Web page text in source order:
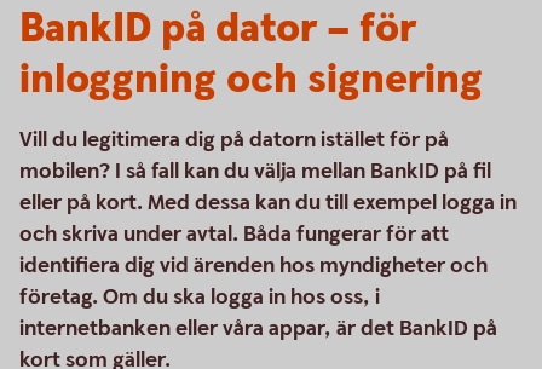
BankID på dator – för
inloggning och signering
Vill du legitimera dig på datorn istället för på
mobilen? I så fall kan du välja mellan BankID på fil
eller på kort. Med dessa kan du till exempel logga in
och skriva under avtal. Båda fungerar för att
identifiera dig vid ärenden hos myndigheter och
företag. Om du ska logga in hos oss, i
internetbanken eller våra appar, är det BankID på
kort som gäller.